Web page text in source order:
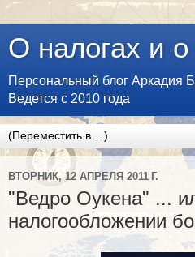
О налогах и
Персональный блог Аркадия
Ведется с 2010 года
ВТОРНИК, 12 АПРЕЛЯ 2011 Г.
"Ведро Оукена" ...
налогообложении